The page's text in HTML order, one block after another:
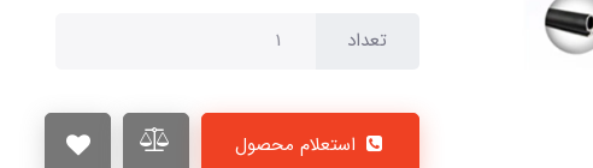
تعداد